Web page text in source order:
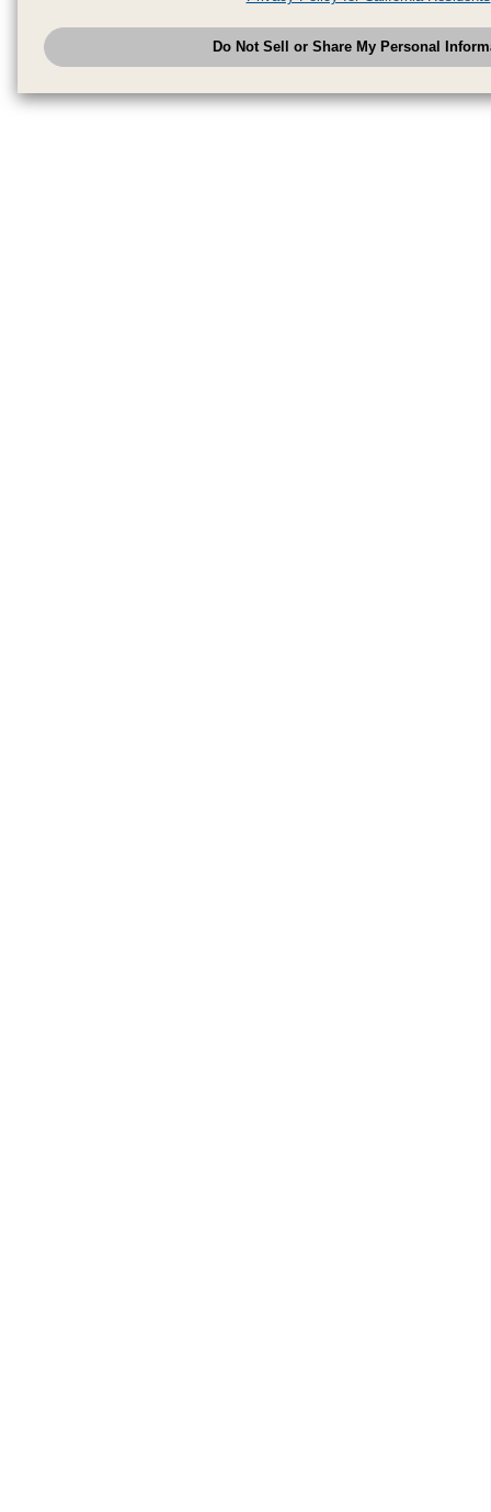
have provided to them or that they have collected from your use of their
analyze and optimize advertisements delivered to you by businesses
have the right to opt out of sale or share of your personal information by
to exercise your right. If we have detected an opt-out
honored.Change your sell or share preference
Do Not Sell or Share My Personal